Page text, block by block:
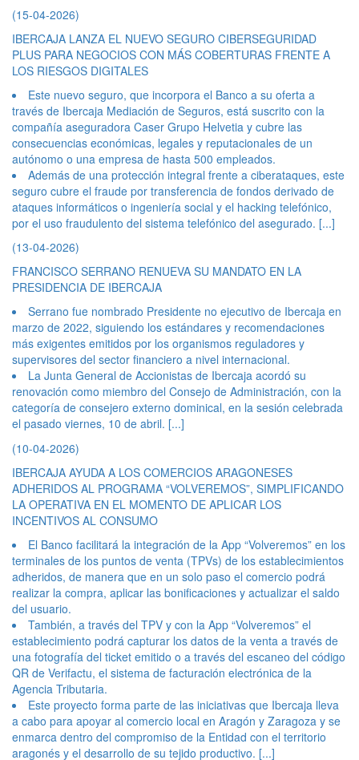
(15-04-2026)
IBERCAJA LANZA EL NUEVO SEGURO CIBERSEGURIDAD
PLUS PARA NEGOCIOS CON MÁS COBERTURAS FRENTE A
LOS RIESGOS DIGITALES
Este nuevo seguro, que incorpora el Banco a su oferta a
través de Ibercaja Mediación de Seguros, está suscrito con la
compañía aseguradora Caser Grupo Helvetia y cubre las
consecuencias económicas, legales y reputacionales de un
autónomo o una empresa de hasta 500 empleados.
Además de una protección integral frente a ciberataques, este
seguro cubre el fraude por transferencia de fondos derivado de
ataques informáticos o ingeniería social y el hacking telefónico,
por el uso fraudulento del sistema telefónico del asegurado. [...]
(13-04-2026)
FRANCISCO SERRANO RENUEVA SU MANDATO EN LA
PRESIDENCIA DE IBERCAJA
Serrano fue nombrado Presidente no ejecutivo de Ibercaja en
marzo de 2022, siguiendo los estándares y recomendaciones
más exigentes emitidos por los organismos reguladores y
supervisores del sector financiero a nivel internacional.
La Junta General de Accionistas de Ibercaja acordó su
renovación como miembro del Consejo de Administración, con la
categoría de consejero externo dominical, en la sesión celebrada
el pasado viernes, 10 de abril. [...]
(10-04-2026)
IBERCAJA AYUDA A LOS COMERCIOS ARAGONESES
ADHERIDOS AL PROGRAMA “VOLVEREMOS”, SIMPLIFICANDO
LA OPERATIVA EN EL MOMENTO DE APLICAR LOS
INCENTIVOS AL CONSUMO
El Banco facilitará la integración de la App “Volveremos” en los
terminales de los puntos de venta (TPVs) de los establecimientos
adheridos, de manera que en un solo paso el comercio podrá
realizar la compra, aplicar las bonificaciones y actualizar el saldo
del usuario.
También, a través del TPV y con la App “Volveremos” el
establecimiento podrá capturar los datos de la venta a través de
una fotografía del ticket emitido o a través del escaneo del código
QR de Verifactu, el sistema de facturación electrónica de la
Agencia Tributaria.
Este proyecto forma parte de las iniciativas que Ibercaja lleva
a cabo para apoyar al comercio local en Aragón y Zaragoza y se
enmarca dentro del compromiso de la Entidad con el territorio
aragonés y el desarrollo de su tejido productivo. [...]